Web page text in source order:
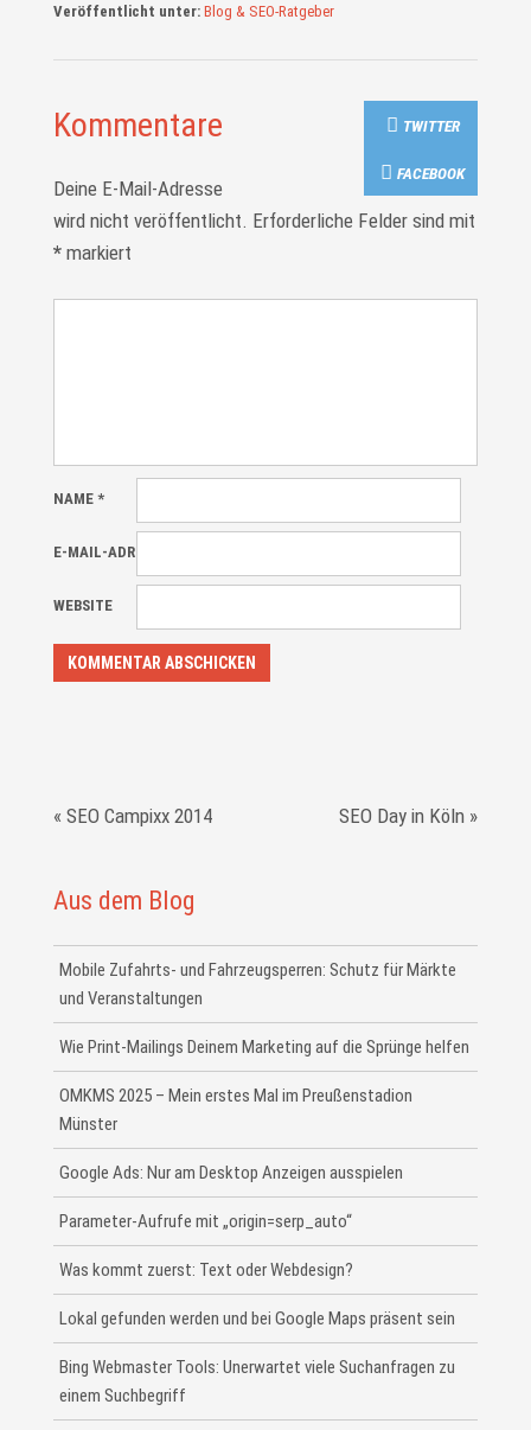
Veröffentlicht unter: Blog & SEO-Ratgeber
TWITTER
FACEBOOK
Kommentare
Deine E-Mail-Adresse
wird nicht veröffentlicht. Erforderliche Felder sind mit
*markiert
NAME *
E-MAIL-ADRESSE
WEBSITE
« SEO Campixx 2014 SEO Day in Köln »
Aus dem Blog
Mobile Zufahrts- und Fahrzeugsperren: Schutz für Märkte
und Veranstaltungen
Wie Print-Mailings Deinem Marketing auf die Sprünge helfen
OMKMS 2025 – Mein erstes Mal im Preußenstadion
Münster
Google Ads: Nur am Desktop Anzeigen ausspielen
Parameter-Aufrufe mit „origin=serp_auto“
Was kommt zuerst: Text oder Webdesign?
Lokal gefunden werden und bei Google Maps präsent sein
Bing Webmaster Tools: Unerwartet viele Suchanfragen zu
einem Suchbegriff